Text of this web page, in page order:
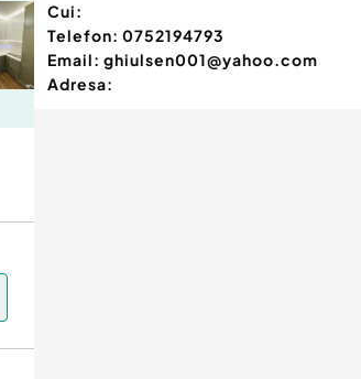
Cui:
Telefon: 0752194793
Email: ghiulsen001@yahoo.com
Adresa: